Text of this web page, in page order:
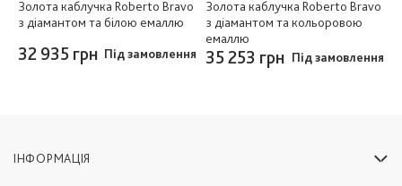
Золота каблучка Roberto Bravo
з діамантом та білою емаллю
32 935 грн Під замовлення
Золота каблучка Roberto Bravo
з діамантом та кольоровою
емаллю
35 253 грн Під замовлення
ІНФОРМАЦІЯ